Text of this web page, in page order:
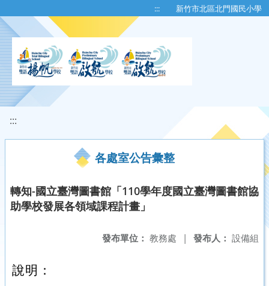
::: 新竹市北區北門國民小學
:::
各處室公告彙整
轉知-國立臺灣圖書館「110學年度國立臺灣圖書館協
助學校發展各領域課程計畫」
發布人： 設備組
發布單位： 教務處 |
說明：